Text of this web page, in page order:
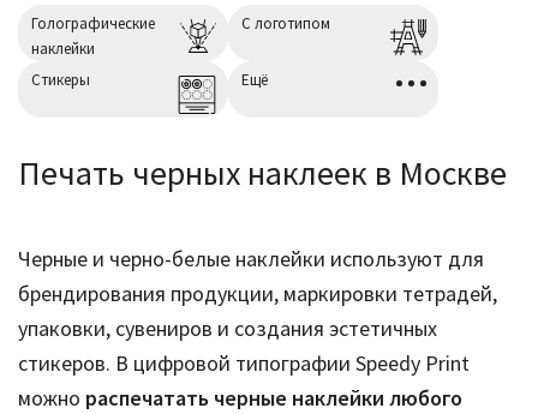
Голографические
наклейки
С логотипом
Cтикеры Ещё
Печать черных наклеек в Москве
Черные и черно-белые наклейки используют для
брендирования продукции, маркировки тетрадей,
упаковки, сувениров и создания эстетичных
стикеров. В цифровой типографии Speedy Print
можно распечатать черные наклейки любого